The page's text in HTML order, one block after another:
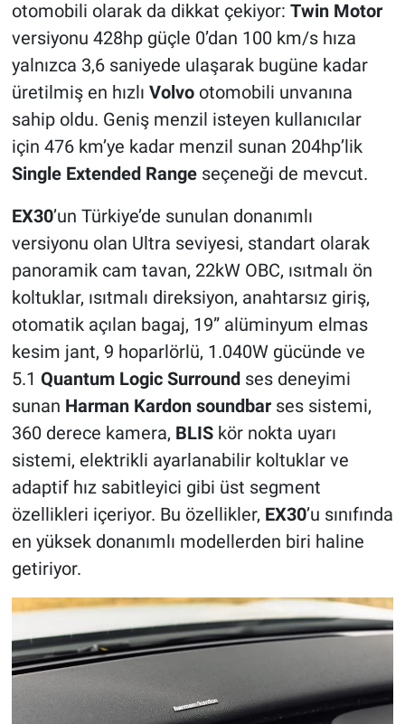
otomobili olarak da dikkat çekiyor: Twin Motor
versiyonu 428hp güçle 0’dan 100 km/s hıza
yalnızca 3,6 saniyede ulaşarak bugüne kadar
üretilmiş en hızlı Volvootomobili unvanına
sahip oldu. Geniş menzil isteyen kullanıcılar
için 476 km’ye kadar menzil sunan 204hp’lik
Single Extended Rangeseçeneği de mevcut.
EX30’un Türkiye’de sunulan donanımlı
versiyonu olan Ultra seviyesi, standart olarak
panoramik cam tavan, 22kW OBC, ısıtmalı ön
koltuklar, ısıtmalı direksiyon, anahtarsız giriş,
otomatik açılan bagaj, 19” alüminyum elmas
kesim jant, 9 hoparlörlü, 1.040W gücünde ve
5.1 Quantum Logic Surroundses deneyimi
sunan Harman Kardon soundbarses sistemi,
360 derece kamera, BLISkör nokta uyarı
sistemi, elektrikli ayarlanabilir koltuklar ve
adaptif hız sabitleyici gibi üst segment
özellikleri içeriyor. Bu özellikler, EX30’u sınıfında
en yüksek donanımlı modellerden biri haline
getiriyor.